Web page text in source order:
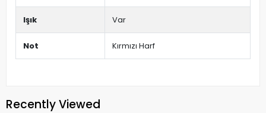
Işık Var
Not Kırmızı Harf
Recently Viewed